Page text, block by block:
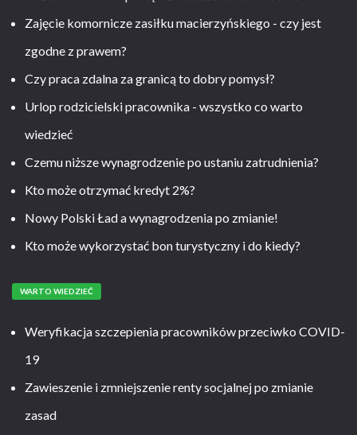
Zajęcie komornicze zasiłku macierzyńskiego - czy jest
zgodne z prawem?
Czy praca zdalna za granicą to dobry pomysł?
Urlop rodzicielski pracownika - wszystko co warto
wiedzieć
Czemu niższe wynagrodzenie po ustaniu zatrudnienia?
Kto może otrzymać kredyt 2%?
Nowy Polski Ład a wynagrodzenia po zmianie!
Kto może wykorzystać bon turystyczny i do kiedy?
WARTO WIEDZIEĆ
Weryfikacja szczepienia pracowników przeciwko COVID-
19
Zawieszenie i zmniejszenie renty socjalnej po zmianie
zasad